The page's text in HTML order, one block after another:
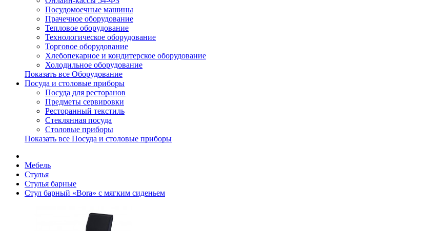
Посудомоечные машины
Прачечное оборудование
Тепловое оборудование
Технологическое оборудование
Торговое оборудование
Хлебопекарное и кондитерское оборудование
Холодильное оборудование
Показать все Оборудование
Посуда и столовые приборы
Посуда для ресторанов
Предметы сервировки
Ресторанный текстиль
Стеклянная посуда
Столовые приборы
Показать все Посуда и столовые приборы
Мебель
Стулья
Стулья барные
Стул барный «Bora» с мягким сиденьем